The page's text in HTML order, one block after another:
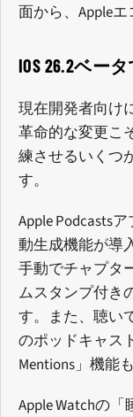
面から、Apple
IOS 26.2ベー
現在開発者向け
革命的な変更こ
練させるいくつ
す。
Apple Podcasts
動生成機能が導
手動でチャプタ
ムスタンプ付き
す。また、聴い
のポッドキャス
Mentions」機能
Apple Watchの